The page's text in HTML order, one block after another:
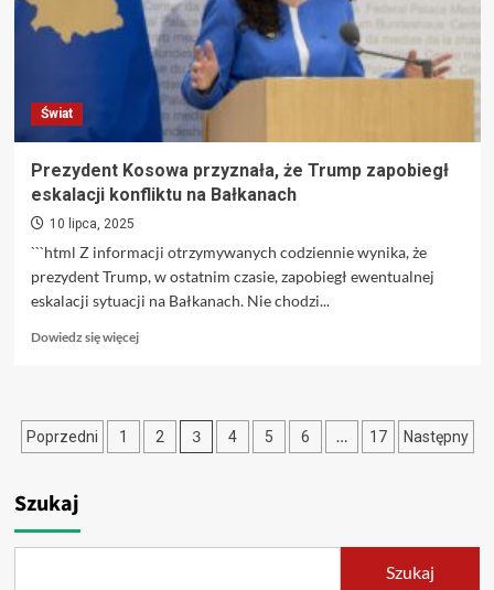
Kto
sprowokował
starcia
zyska
Chiny?
Świat
Prezydent Kosowa przyznała, że Trump zapobiegł
eskalacji konfliktu na Bałkanach
10 lipca, 2025
```html Z informacji otrzymywanych codziennie wynika, że
prezydent Trump, w ostatnim czasie, zapobiegł ewentualnej
eskalacji sytuacji na Bałkanach. Nie chodzi...
Dowiedz się więcejDowiedz
Prezydent
Kosowa
eskalacji
Stronicowanie
Poprzedni 1 2 3 4 5 6 … 17 Następny
Szukaj
Szukaj